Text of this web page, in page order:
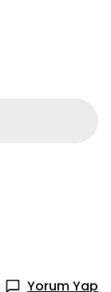
Yorum Yap